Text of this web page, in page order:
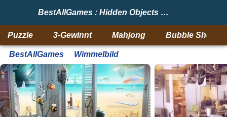
BestAllGames : Hidden Objects Brain Teaser
Puzzle 3-Gewinnt Mahjong Bubble Shooter
BestAllGames Wimmelbild